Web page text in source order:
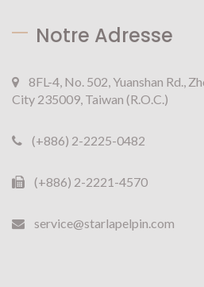
Notre Adresse
8FL-4, No. 502, Yuanshan Rd.,
City 235009, Taiwan (R.O.C.)
(+886) 2-2225-0482
(+886) 2-2221-4570
service@starlapelpin.com